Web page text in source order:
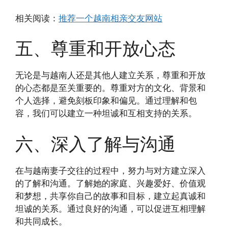
相关阅读： 推荐一个越南相亲交友网站
五、尊重和开放心态
无论是与越南人还是其他人建立关系，尊重和开放
的心态都是至关重要的。尊重对方的文化、背景和
个人选择，避免刻板印象和偏见。通过理解和包
容，我们可以建立一种坦诚和互相支持的关系。
六、深入了解与沟通
在与越南妻子交往的过程中，努力与对方建立深入
的了解和沟通。了解她的家庭、兴趣爱好、价值观
和梦想，共享你自己的故事和目标，建立起真诚和
坦诚的关系。通过良好的沟通，可以促进互相理解
和共同成长。